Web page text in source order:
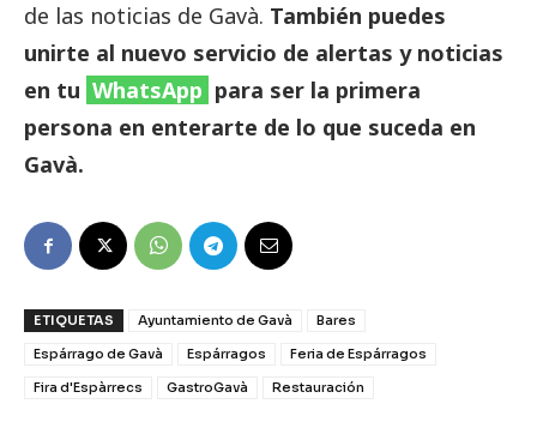
de las noticias de Gavà. También puedes
unirte al nuevo servicio de alertas y noticias
en tu WhatsApp para ser la primera
persona en enterarte de lo que suceda en
Gavà.
ETIQUETAS Ayuntamiento de Gavà
Bares
Espárrago de Gavà
Espárragos
Feria de Espárragos
Fira d'Espàrrecs
GastroGavà Restauración